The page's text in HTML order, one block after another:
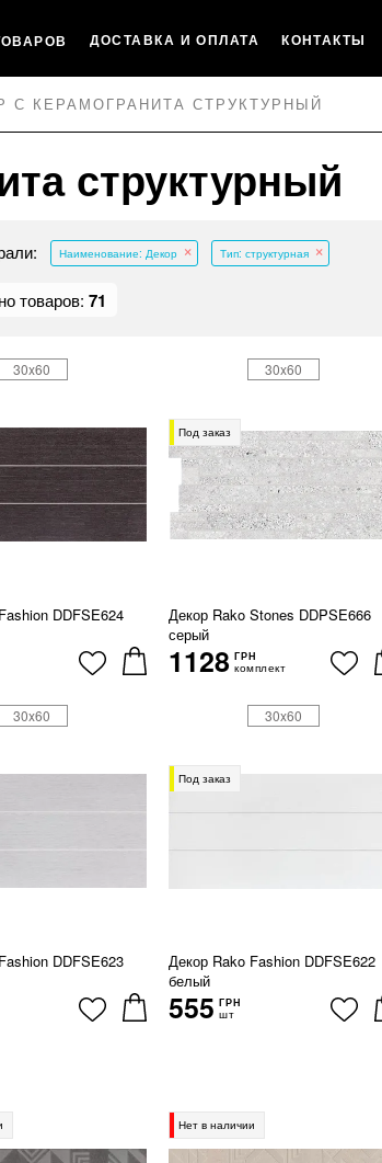
ДОСТАВКА И ОПЛАТА КОНТАКТЫ
С КЕРАМОГРАНИТА СТРУКТУРНЫЙ
структурный
Наименование: Декор Тип: структурная
товаров: 71
DDFSE624
30x60
Под заказ
Декор Rako Stones DDPSE666
серый
1128 ГРН
комплект
30x60
DDFSE623
30x60
Под заказ
Декор Rako Fashion DDFSE622
белый
555 ГРН
шт
30x60
Нет в наличии